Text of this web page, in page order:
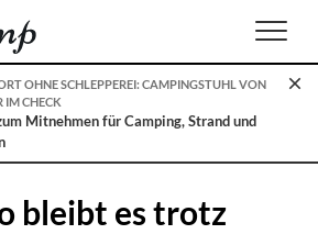
OHNE SCHLEPPEREI: CAMPINGSTUHL VON
IM CHECK
Mitnehmen für Camping, Strand und
bleibt es trotz